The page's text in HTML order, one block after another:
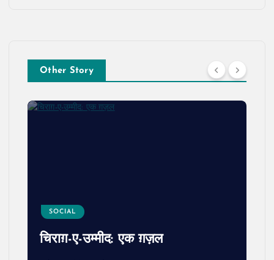
Other Story
SOCIAL
चिराग़-ए-उम्मीद: एक ग़ज़ल